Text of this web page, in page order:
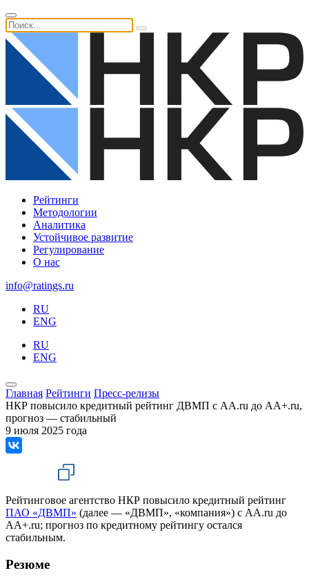
Рейтинги
Методологии
Аналитика
Устойчивое развитие
Регулирование
О нас
info@ratings.ru
RU
ENG
RU
ENG
Главная Рейтинги Пресс-релизы
НКР повысило кредитный рейтинг ДВМП с AA.ru до AA+.ru,
прогноз — стабильный
9 июля 2025 года
Рейтинговое агентство НКР повысило кредитный рейтинг
ПАО «ДВМП» (далее — «ДВМП», «компания») с AA.ru до
AA+.ru; прогноз по кредитному рейтингу остался
стабильным.
Резюме